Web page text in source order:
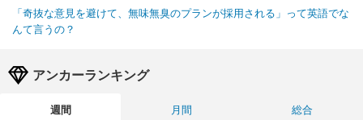
「奇抜な意見を避けて、無味無臭のプランが採用される」って英語でな
んて言うの？
アンカーランキング
週間 月間
総合